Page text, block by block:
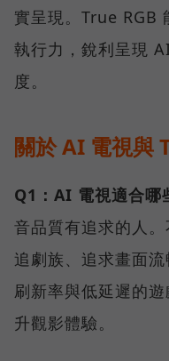
實呈現。True RGB
執行力，銳利呈現
度。
關於 AI 電視與
Q1：AI 電視適合哪
音品質有追求的人
追劇族、追求畫面
刷新率與低延遲的
升觀影體驗。